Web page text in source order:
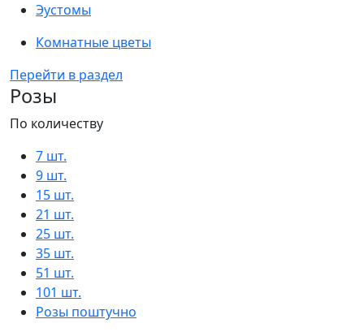
Эустомы
Комнатные цветы
Перейти в раздел
Розы
По количеству
7 шт.
9 шт.
15 шт.
21 шт.
25 шт.
35 шт.
51 шт.
101 шт.
Розы поштучно